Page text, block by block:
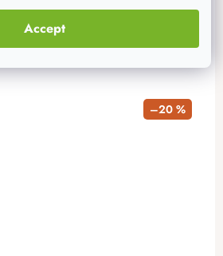
Accept
–20 %